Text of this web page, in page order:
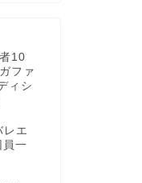
10
ファ
ィシ
レエ
員一